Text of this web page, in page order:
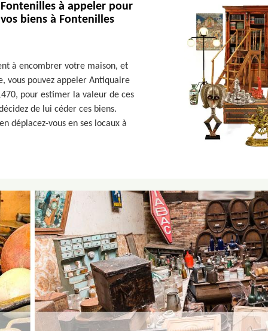
à appeler pour
biens à Fontenilles
à encombrer votre maison, et
vous pouvez appeler Antiquaire
pour estimer la valeur de ces
de lui céder ces biens.
déplacez-vous en ses locaux à